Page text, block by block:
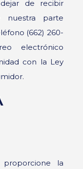
de recibir
nuestra parte
(662) 260-
electrónico
con la Ley
la